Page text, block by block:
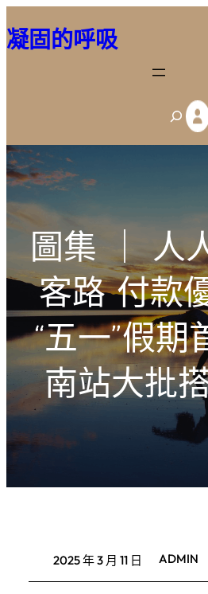
至
容
凝固的呼吸
S
e
h
圖集 ｜ 人
客路 付款
“五一”假期
南站大批
2025 年 3 月 11 日 ADMIN